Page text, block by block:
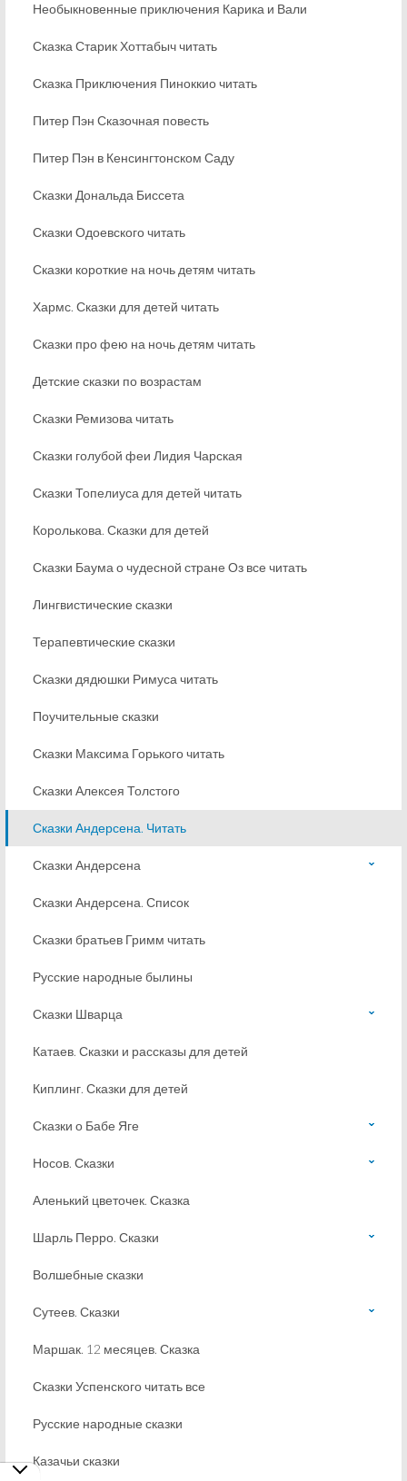
Необыкновенные приключения Карика и Вали
Сказка Старик Хоттабыч читать
Сказка Приключения Пиноккио читать
Питер Пэн Сказочная повесть
Питер Пэн в Кенсингтонском Саду
Сказки Дональда Биссета
Сказки Одоевского читать
Сказки короткие на ночь детям читать
Хармс. Сказки для детей читать
Сказки про фею на ночь детям читать
Детские сказки по возрастам
Сказки Ремизова читать
Сказки голубой феи Лидия Чарская
Сказки Топелиуса для детей читать
Королькова. Сказки для детей
Сказки Баума о чудесной стране Оз все читать
Лингвистические сказки
Терапевтические сказки
Сказки дядюшки Римуса читать
Поучительные сказки
Сказки Максима Горького читать
Сказки Алексея Толстого
Сказки Андерсена. Читать
Сказки Андерсена
Сказки Андерсена. Список
Сказки братьев Гримм читать
Русские народные былины
Сказки Шварца
Катаев. Сказки и рассказы для детей
Киплинг. Сказки для детей
Сказки о Бабе Яге
Носов. Сказки
Аленький цветочек. Сказка
Шарль Перро. Сказки
Волшебные сказки
Сутеев. Сказки
Маршак. 12 месяцев. Сказка
Сказки Успенского читать все
Русские народные сказки
Казачьи сказки